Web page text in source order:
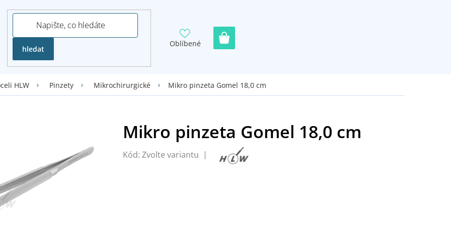
hledat
Oblíbené
HLW Pinzety Mikrochirurgické Mikro pinzeta Gomel 18,0 cm
Kód: Zvolte variantu